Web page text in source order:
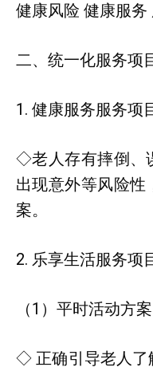
健康风险 健康服务
二、统一化服务项
1. 健康服务服务项
◇老人存有摔倒、
出现意外等风险性
案。
2. 乐享生活服务项
（1）平时活动方案
◇ 正确引导老人了